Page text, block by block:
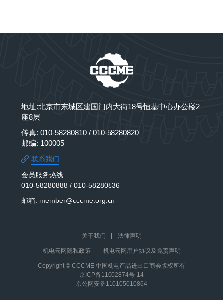
地址:北京市东城区建国门内大街18号恒基中心办公楼2
座8层
传真: 010-58280810 / 010-58280820
邮编: 100005
联系我们
会员服务热线:
010-58280888 / 010-58280836
邮箱: member@cccme.org.cn
关于我们 法律声明
机电云网隐私政策 机电云网用户协议及免责声明
Copyright © CCCME 中国机电产品进出口商会版权所有
京ICP备11002874号-14
京公网安备110105010864